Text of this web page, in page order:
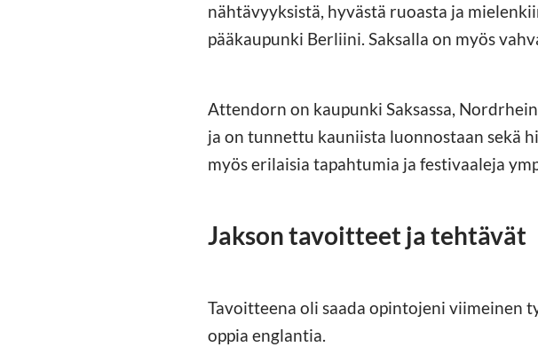
nähtävyyksistä, hyvästä ruoasta ja
pääkaupunki Berliini. Saksalla on myös
Attendorn on kaupunki Saksassa,
ja on tunnettu kauniista luonnostaan sekä
myös erilaisia tapahtumia ja festivaaleja
Jakson tavoitteet ja tehtävät
Tavoitteena oli saada opintojeni viimeinen
oppia englantia.